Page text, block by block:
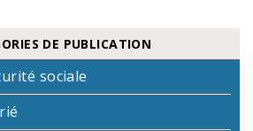
DE PUBLICATION
sociale